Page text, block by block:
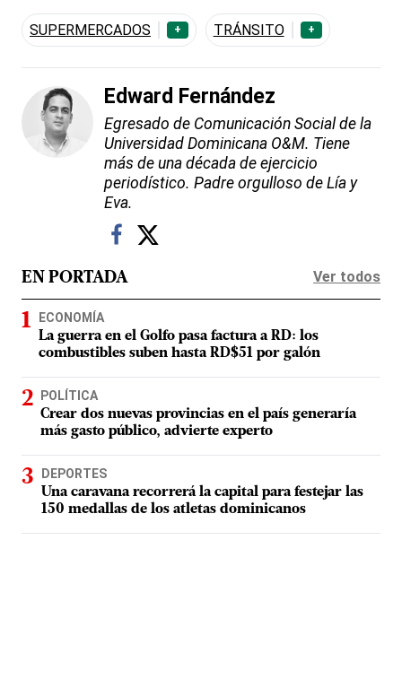
SUPERMERCADOS + TRÁNSITO +
Edward Fernández
Egresado de Comunicación Social de la
Universidad Dominicana O&M. Tiene
más de una década de ejercicio
periodístico. Padre orgulloso de Lía y
Eva.
EN PORTADA Ver todos
ECONOMÍA
La guerra en el Golfo pasa factura a RD: los
combustibles suben hasta RD$51 por galón
POLÍTICA
Crear dos nuevas provincias en el país generaría
más gasto público, advierte experto
DEPORTES
Una caravana recorrerá la capital para festejar las
150 medallas de los atletas dominicanos